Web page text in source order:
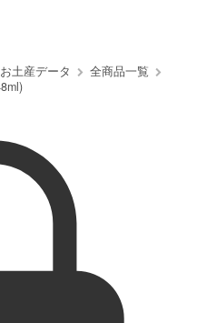
土産データ
全商品一覧